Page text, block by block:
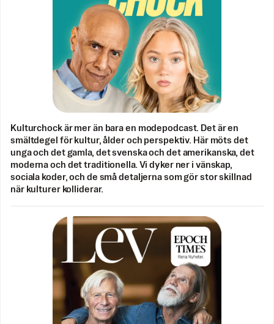
Kulturchock är mer än bara en modepodcast. Det är en
smältdegel för kultur, ålder och perspektiv. Här möts det
unga och det gamla, det svenska och det amerikanska, det
moderna och det traditionella. Vi dyker ner i vänskap,
sociala koder, och de små detaljerna som gör stor skillnad
när kulturer kolliderar.